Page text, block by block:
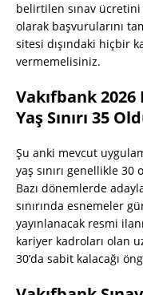
belirtilen sınav ücretini
olarak başvurularını
sitesi dışındaki hiçbir
vermemelisiniz.
Vakıfbank 2026
Yaş Sınırı 35
Şu anki mevcut
yaş sınırı genellikle
Bazı dönemlerde
sınırında esnemeler
yayınlanacak resmi
kariyer kadroları olan
30’da sabit kalacağı